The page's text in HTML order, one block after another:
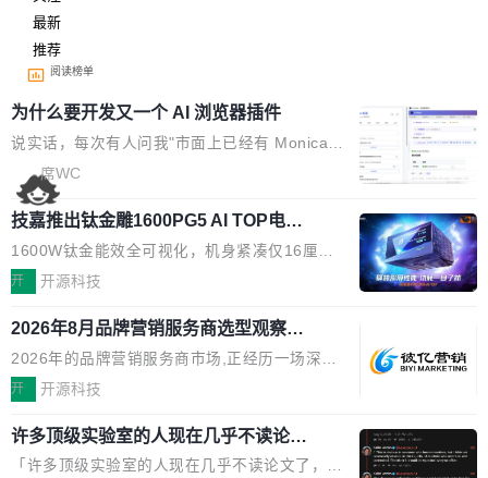
最新
推荐
阅读榜单
为什么要开发又一个 AI 浏览器插件
说实话，每次有人问我"市面上已经有 Monica、
Sider、Copilot for Chrome 这些 AI 浏览器插件
了，你为什么还要再做一个"，我都觉得这个问题
问得好。 因为我自己也是从用户变成开发者的。
现有产品的天花板 我用过不少 AI 浏览器插件。
刚开始觉得都挺好——选中一段文字，弹出解
要。但用久了你会发现，它们本质上都是同一类
东西：一个带网页上下文的聊天框。 它们能读取
页面的文本，然后把文本丢给大模型，再返回一
段回答。仅此而已。 这当然有用，但总觉得差点
意思。比如我在一个后台管理系统里，需要填50
个表单字段，每个字段还有联动逻辑；比如我
席WC
技嘉推出钛金雕1600PG5 AI TOP电
源：为发烧级主机与本地AI算力打造旗
舰供电方案
1600W钛金能效全可视化，机身紧凑仅16厘米
继2026台北电脑展首度亮相后，技嘉科技近日正
电源专为发烧级DIY主机与本地AI算力平台打
造，整机长度仅16厘米，提供1600W额定功率
与80PLUS钛金能效；支持ATX 3.1与PCIe 5.1
规范，结合服务器级元件、完善供电线材与内置
实时LCD监控屏，可充分满足当下高阶PC主机
的严苛使用需求。 澎湃功率，紧凑机身 钛金雕1
开 开源科技
2026年8月品牌营销服务商选型观察：
从流量思维到品牌资产思维的范式转移
2026年的品牌营销服务商市场,正经历一场深刻
的价值重构。全球全案品牌代理机构市场从2025
复合增长率达5.44%,预计2032年将突破120亿美
元。数字广告与公共关系相关服务市场更是从20
开 开源科技
许多顶级实验室的人现在几乎不读论文
了
「许多顶级实验室的人现在几乎不读论文了，而